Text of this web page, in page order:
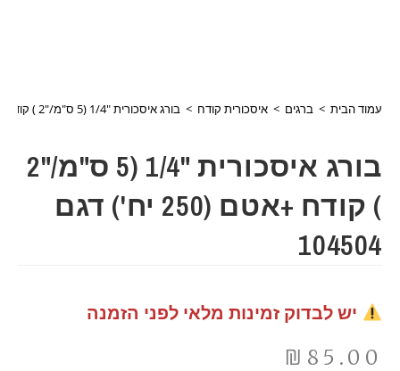
עמוד הבית > ברגים > איסכורית קודח > בורג איסכורית "1/4 (5 ס"מ/"2 ) קודח +אטם (250 יח') דגם 104504
בורג איסכורית "1/4 (5 ס"מ/"2
) קודח +אטם (250 יח') דגם
104504
יש לבדוק זמינות מלאי לפני הזמנה
₪ 85.00